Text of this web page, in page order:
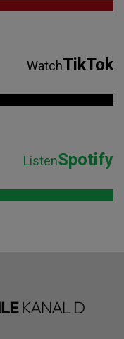
WatchTikTok
ListenSpotify